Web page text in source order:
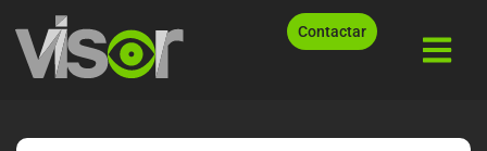
Contactar